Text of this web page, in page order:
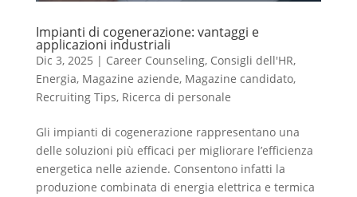
Impianti di cogenerazione: vantaggi e
applicazioni industriali
Dic 3, 2025 | Career Counseling, Consigli dell'HR,
Energia, Magazine aziende, Magazine candidato,
Recruiting Tips, Ricerca di personale
Gli impianti di cogenerazione rappresentano una
delle soluzioni più efficaci per migliorare l’efficienza
energetica nelle aziende. Consentono infatti la
produzione combinata di energia elettrica e termica